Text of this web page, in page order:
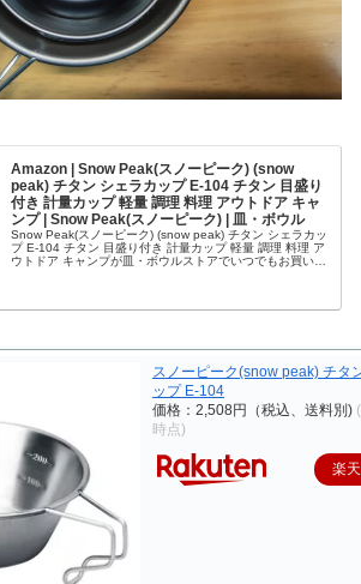
Amazon | Snow Peak(スノーピーク) (snow
peak) チタン シェラカップ E-104 チタン 目盛り
付き 計量カップ 軽量 調理 料理 アウトドア キャ
ンプ | Snow Peak(スノーピーク) | 皿・ボウル
Snow Peak(スノーピーク) (snow peak) チタン シェラカッ
プ E-104 チタン 目盛り付き 計量カップ 軽量 調理 料理 ア
ウトドア キャンプが皿・ボウルストアでいつでもお買い
スノーピーク(snow peak) チタ
ップ E-104
価格：2,508円（税込、送料別)
時点)
楽